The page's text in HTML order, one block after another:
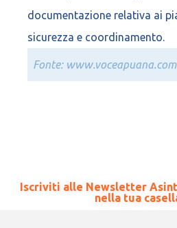
documentazione relativa ai
sicurezza e coordinamento.
Fonte: www.voceapuana.com
Iscriviti alle Newsletter
nella tua